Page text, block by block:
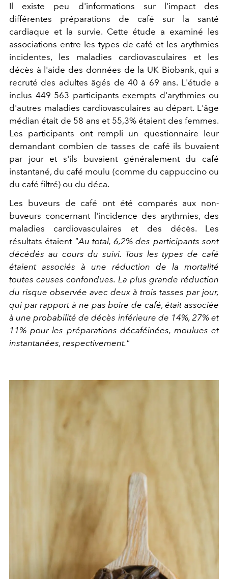
Il existe peu d'informations sur l'impact des
différentes préparations de café sur la santé
cardiaque et la survie. Cette étude a examiné les
associations entre les types de café et les arythmies
incidentes, les maladies cardiovasculaires et les
décès à l'aide des données de la UK Biobank, qui a
recruté des adultes âgés de 40 à 69 ans. L'étude a
inclus 449 563 participants exempts d'arythmies ou
d'autres maladies cardiovasculaires au départ. L'âge
médian était de 58 ans et 55,3% étaient des femmes.
Les participants ont rempli un questionnaire leur
demandant combien de tasses de café ils buvaient
par jour et s'ils buvaient généralement du café
instantané, du café moulu (comme du cappuccino ou
du café filtré) ou du déca.
Les buveurs de café ont été comparés aux non-
buveurs concernant l'incidence des arythmies, des
maladies cardiovasculaires et des décès. Les
résultats étaient "Au total, 6,2% des participants sont
décédés au cours du suivi. Tous les types de café
étaient associés à une réduction de la mortalité
toutes causes confondues. La plus grande réduction
du risque observée avec deux à trois tasses par jour,
qui par rapport à ne pas boire de café, était associée
à une probabilité de décès inférieure de 14%, 27% et
11% pour les préparations décaféinées, moulues et
instantanées, respectivement."